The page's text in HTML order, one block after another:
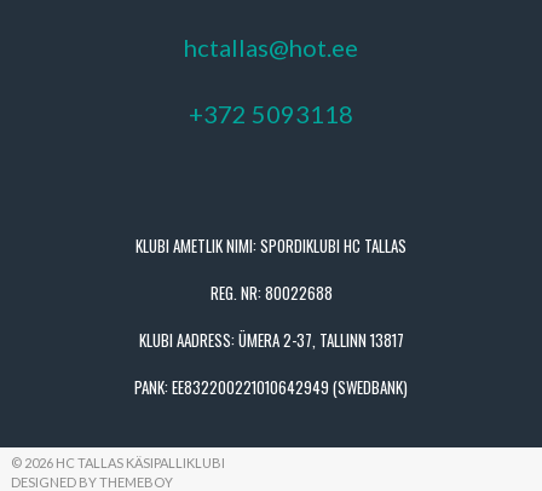
hctallas@hot.ee
+372 5093118
KLUBI AMETLIK NIMI: SPORDIKLUBI HC TALLAS
REG. NR: 80022688
KLUBI AADRESS: ÜMERA 2-37, TALLINN 13817
PANK: EE832200221010642949 (SWEDBANK)
© 2026 HC TALLAS KÄSIPALLIKLUBI
DESIGNED BY THEMEBOY